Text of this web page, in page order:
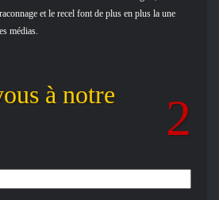
et le recel font de plus en plus la une
médias.
à notre